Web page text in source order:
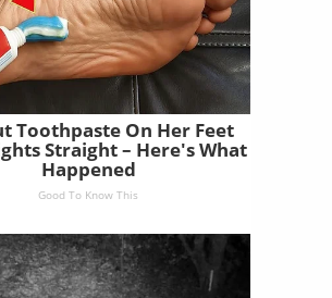
Toothpaste On Her Feet
Straight – Here's What
Happened
Good To Know This